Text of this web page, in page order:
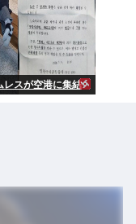
レスが空港に集結